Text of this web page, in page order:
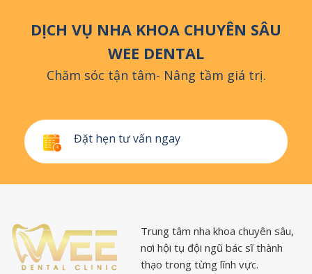
DỊCH VỤ NHA KHOA CHUYÊN SÂU
WEE DENTAL
Chăm sóc tận tâm- Nâng tầm giá trị.
Đặt hẹn tư vấn ngay
Trung tâm nha khoa chuyên sâu,
nơi hội tụ đội ngũ bác sĩ thành
thạo trong từng lĩnh vực.